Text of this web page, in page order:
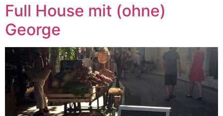
Full House mit (ohne)
George